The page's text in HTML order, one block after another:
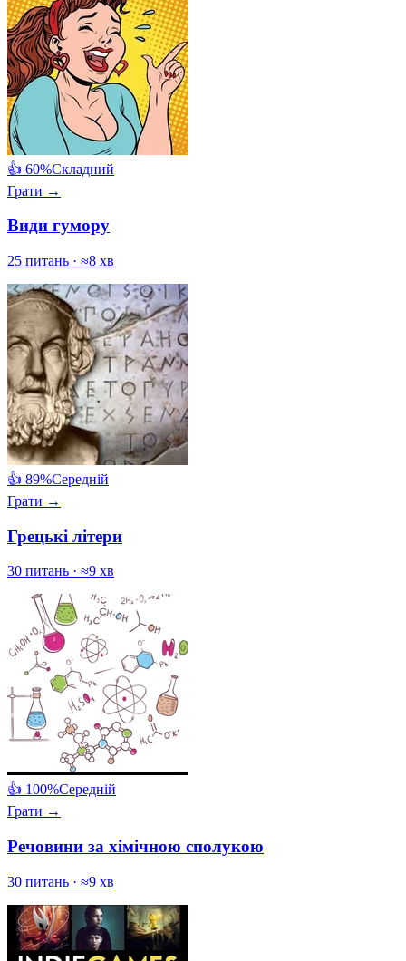
👍 60%Складний
Грати →
Види гумору
25 питань · ≈8 хв
👍 89%Середній
Грати →
Грецькі літери
30 питань · ≈9 хв
👍 100%Середній
Грати →
Речовини за хімічною сполукою
30 питань · ≈9 хв